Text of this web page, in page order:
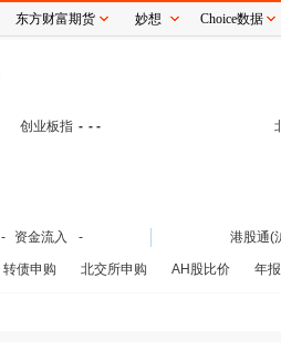
创业板指 - - -
- 资金流入 - 港股通(
转债申购 北交所申购 AH股比价 年
东方财富期货 妙想 Choice数据